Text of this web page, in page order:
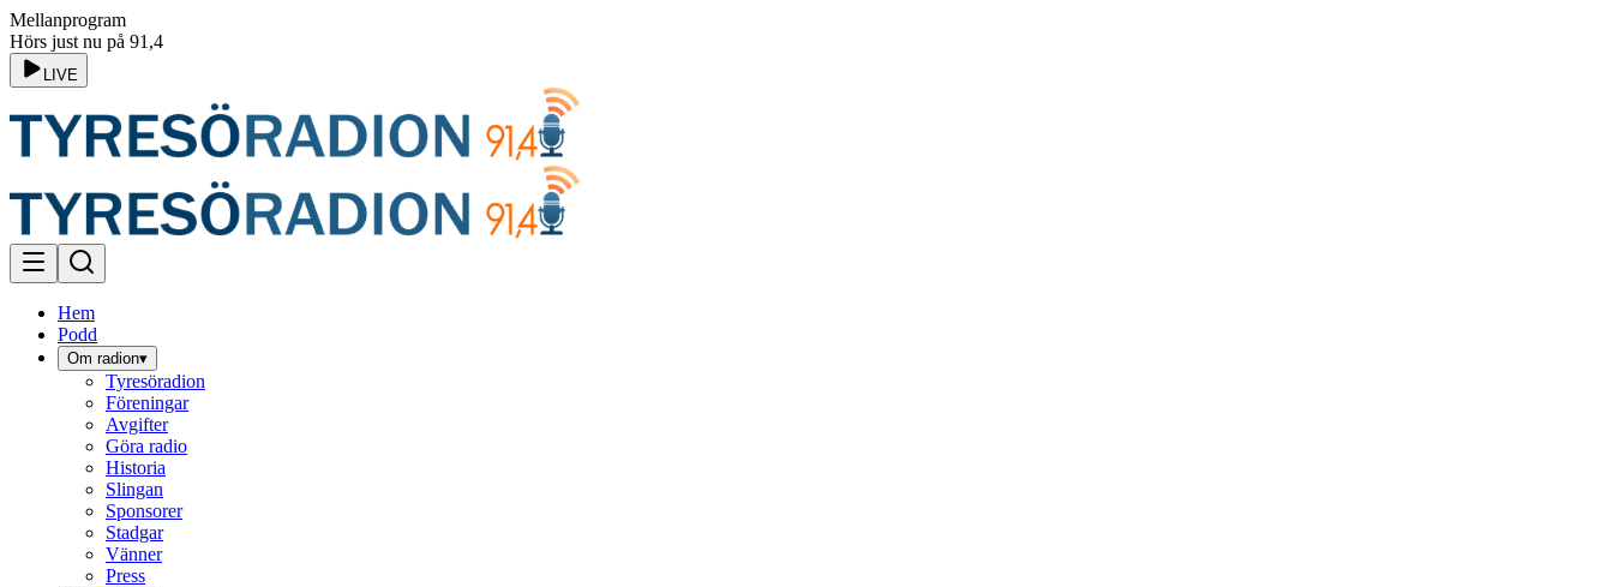
Mellanprogram
Hörs just nu på 91,4
LIVE
Hem
Podd
Om radion▾
Tyresöradion
Föreningar
Avgifter
Göra radio
Historia
Slingan
Sponsorer
Stadgar
Vänner
Press